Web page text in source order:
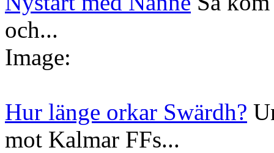
och...
Image:
Hur länge orkar Swärdh?
mot Kalmar FFs...